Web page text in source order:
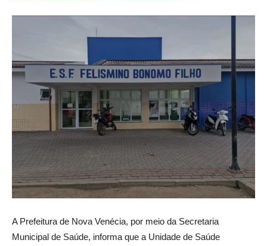
A Prefeitura de Nova Venécia, por meio da Secretaria
Municipal de Saúde, informa que a Unidade de Saúde